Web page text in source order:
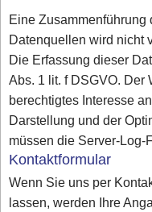
Eine
Datenquellen wird nicht
Die Erfassung dieser
Abs. 1 lit. f DSGVO. Der
berechtigtes Interesse
Darstellung und der
müssen die Server-Log-
Kontaktformular
Wenn Sie uns per
lassen, werden Ihre